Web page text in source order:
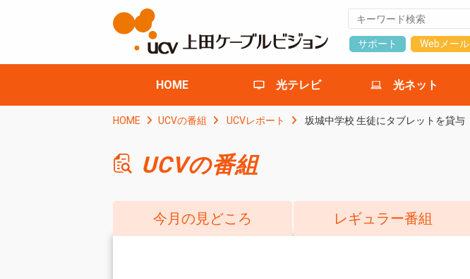
サポート Webメール
HOME 光テレビ 光ネット
HOME UCVの番組 UCVレポート 坂城中学校 生徒にタブレットを貸与
UCVの番組
今月の見どころ レギュラー番組